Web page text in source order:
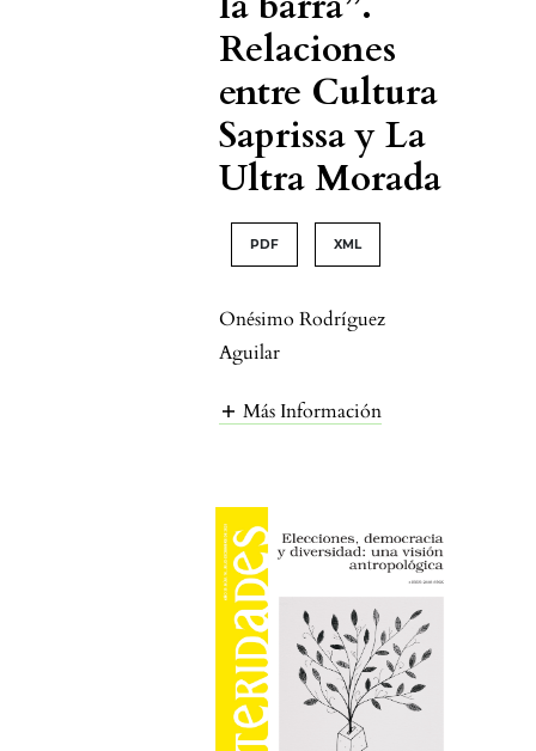
Relaciones
entre Cultura
Saprissa y La
Ultra Morada
PDF XML
Onésimo Rodríguez
Aguilar
Más Información